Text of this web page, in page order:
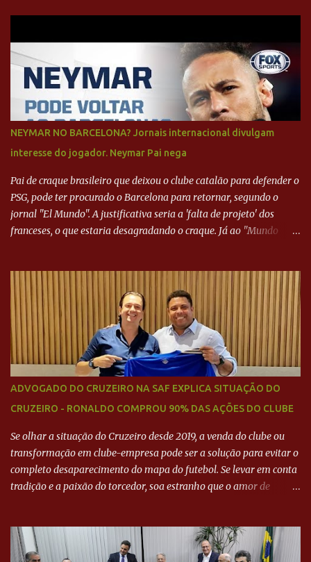
NEYMAR NO BARCELONA? Jornais internacional divulgam
interesse do jogador. Neymar Pai nega
Pai de craque brasileiro que deixou o clube catalão para defender o
PSG, pode ter procurado o Barcelona para retornar, segundo o
jornal "El Mundo". A justificativa seria a 'falta de projeto' dos
franceses, o que estaria desagradando o craque. Já ao "Mundo
Neymar Pai nega
ADVOGADO DO CRUZEIRO NA SAF EXPLICA SITUAÇÃO DO
CRUZEIRO - RONALDO COMPROU 90% DAS AÇÕES DO CLUBE
Se olhar a situação do Cruzeiro desde 2019, a venda do clube ou
transformação em clube-empresa pode ser a solução para evitar o
completo desaparecimento do mapa do futebol. Se levar em conta
tradição e a paixão do torcedor, soa estranho que o amor de
feito imediatamente para pagamento de dívidas emergenciais e
investimentos no departamento de futebol. O projeto apresentado